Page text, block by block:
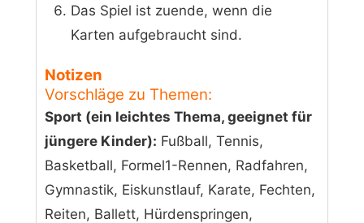
Das Spiel ist zuende, wenn die
Karten aufgebraucht sind.
Notizen
Vorschläge zu Themen:
Sport (ein leichtes Thema, geeignet für
jüngere Kinder): Fußball, Tennis,
Basketball, Formel1-Rennen, Radfahren,
Gymnastik, Eiskunstlauf, Karate, Fechten,
Reiten, Ballett, Hürdenspringen,